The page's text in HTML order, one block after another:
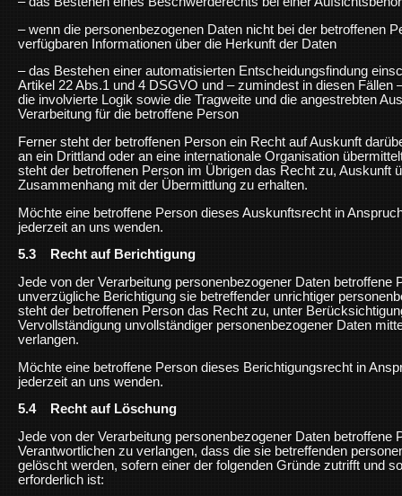
– wenn die personenbezogenen Daten nicht bei der betroffenen
verfügbaren Informationen über die Herkunft der Daten
– das Bestehen einer automatisierten Entscheidungsfindung
Artikel 22 Abs.1 und 4 DSGVO und – zumindest in diesen Fällen
die involvierte Logik sowie die Tragweite und die angestrebten
Verarbeitung für die betroffene Person
Ferner steht der betroffenen Person ein Recht auf Auskunft
an ein Drittland oder an eine internationale Organisation
steht der betroffenen Person im Übrigen das Recht zu, Auskunft
Zusammenhang mit der Übermittlung zu erhalten.
Möchte eine betroffene Person dieses Auskunftsrecht in
jederzeit an uns wenden.
5.3 Recht auf Berichtigung
Jede von der Verarbeitung personenbezogener Daten betroffene
unverzügliche Berichtigung sie betreffender unrichtiger
steht der betroffenen Person das Recht zu, unter
Vervollständigung unvollständiger personenbezogener Daten
verlangen.
Möchte eine betroffene Person dieses Berichtigungsrecht in
jederzeit an uns wenden.
5.4 Recht auf Löschung
Jede von der Verarbeitung personenbezogener Daten betroffene
Verantwortlichen zu verlangen, dass die sie betreffenden
gelöscht werden, sofern einer der folgenden Gründe zutrifft und
erforderlich ist: